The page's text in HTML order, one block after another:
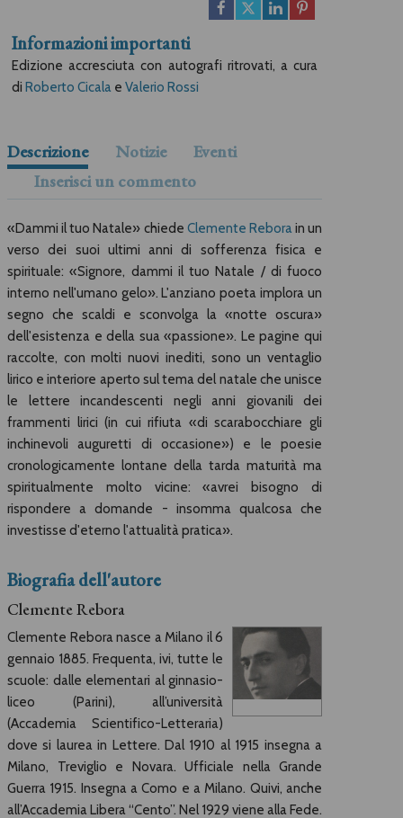
Informazioni importanti
Edizione accresciuta con autografi ritrovati, a cura
di Roberto Cicala e Valerio Rossi
Descrizione Notizie
Eventi
Inserisci un commento
«Dammi il tuo Natale» chiede Clemente Reborain un
verso dei suoi ultimi anni di sofferenza fisica e
spirituale: «Signore, dammi il tuo Natale / di fuoco
interno nell'umano gelo». L'anziano poeta implora un
segno che scaldi e sconvolga la «notte oscura»
dell'esistenza e della sua «passione». Le pagine qui
raccolte, con molti nuovi inediti, sono un ventaglio
lirico e interiore aperto sul tema del natale che unisce
le lettere incandescenti negli anni giovanili dei
frammenti lirici (in cui rifiuta «di scarabocchiare gli
inchinevoli auguretti di occasione») e le poesie
cronologicamente lontane della tarda maturità ma
spiritualmente molto vicine: «avrei bisogno di
rispondere a domande - insomma qualcosa che
investisse d'eterno l'attualità pratica».
Biografia dell'autore
Clemente Rebora
Clemente Rebora nasce a Milano il 6
gennaio 1885. Frequenta, ivi, tutte le
scuole: dalle elementari al ginnasio-
liceo (Parini), all’università
(Accademia Scientifico-Letteraria)
dove si laurea in Lettere. Dal 1910 al 1915 insegna a
Milano, Treviglio e Novara. Ufficiale nella Grande
Guerra 1915. Insegna a Como e a Milano. Quivi, anche
all’Accademia Libera “Cento”. Nel 1929 viene alla Fede.